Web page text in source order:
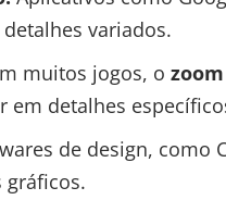
variados.
muitos jogos, o
em detalhes
de design, como
gráficos.